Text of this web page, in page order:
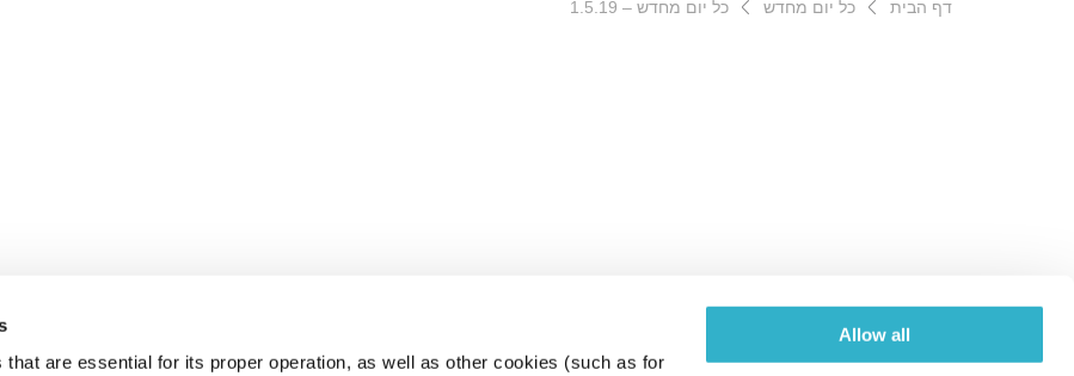
are essential for its proper operation, as well as other cookies (such as for
Allow all
דף הבית כל יום מחדש כל יום מחדש – 1.5.19